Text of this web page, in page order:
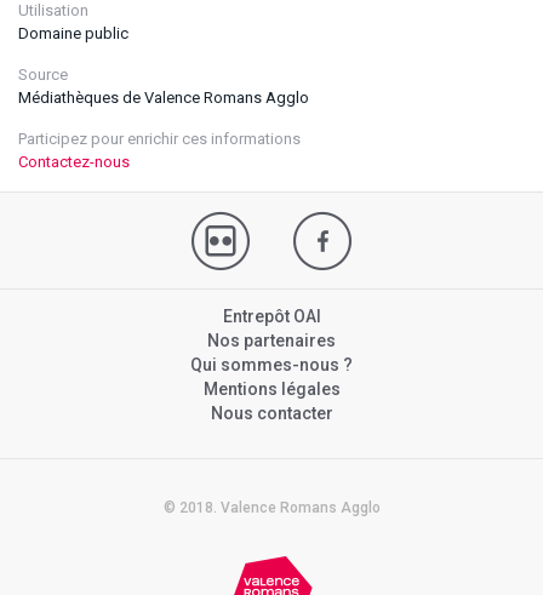
Utilisation
Domaine public
Source
Médiathèques de Valence Romans Agglo
Participez pour enrichir ces informations
Contactez-nous
Entrepôt OAI
Nos partenaires
Qui sommes-nous ?
Mentions légales
Nous contacter
© 2018. Valence Romans Agglo